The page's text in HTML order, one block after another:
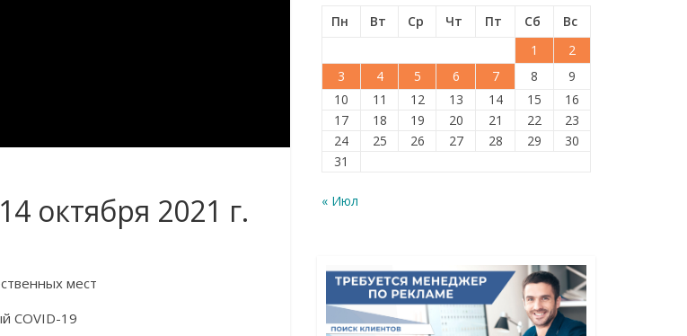
октября 2021 г.
мест
COVID-19
Пн
Вт Ср Чт Пт Сб
Вс
1
2
3
4 5 6 7 8
9
10
11 12 13 14 15
16
17
18 19 20 21 22
23
24
25 26 27 28 29
30
31
« Июл